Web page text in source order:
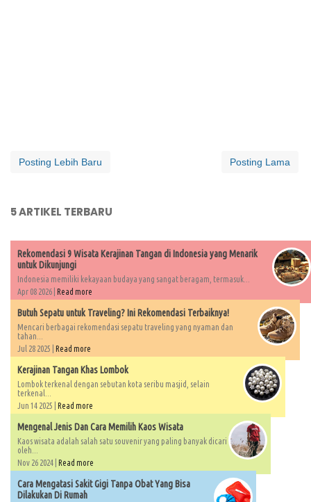
Posting Lebih Baru Posting Lama
5 ARTIKEL TERBARU
Rekomendasi 9 Wisata Kerajinan Tangan di Indonesia yang Menarik
untuk Dikunjungi
Indonesia memiliki kekayaan budaya yang sangat beragam, termasuk...
Apr 08 2026 | Read more
Butuh Sepatu untuk Traveling? Ini Rekomendasi Terbaiknya!
Mencari berbagai rekomendasi sepatu traveling yang nyaman dan
tahan...
Jul 28 2025 | Read more
Kerajinan Tangan Khas Lombok
Lombok terkenal dengan sebutan kota seribu masjid, selain
terkenal...
Jun 14 2025 | Read more
Mengenal Jenis Dan Cara Memilih Kaos Wisata
Kaos wisata adalah salah satu souvenir yang paling banyak dicari
oleh...
Nov 26 2024 | Read more
Cara Mengatasi Sakit Gigi Tanpa Obat Yang Bisa
Dilakukan Di Rumah